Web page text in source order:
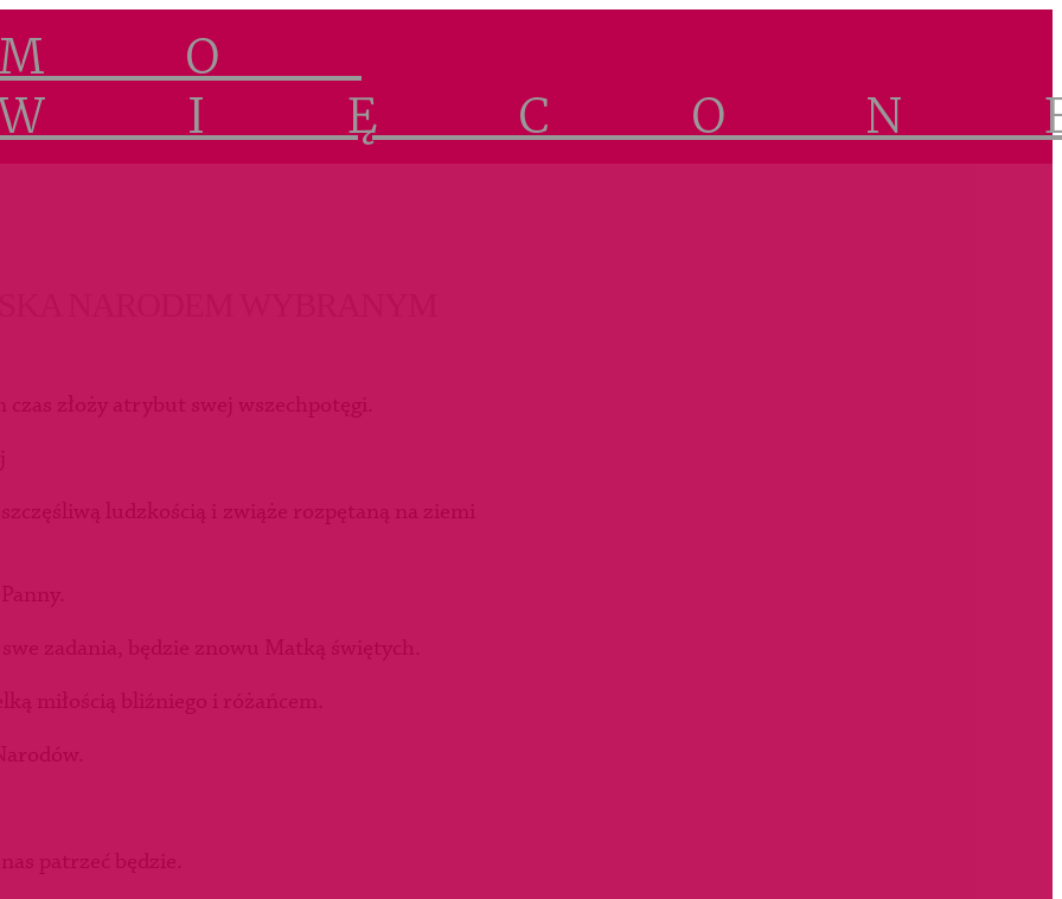
NARODEM WYBRANYM
złoży atrybut swej wszechpotęgi.
ludzkością i zwiąże rozpętaną na ziemi
zadania, będzie znowu Matką świętych.
miłością bliźniego i różańcem.
patrzeć będzie.